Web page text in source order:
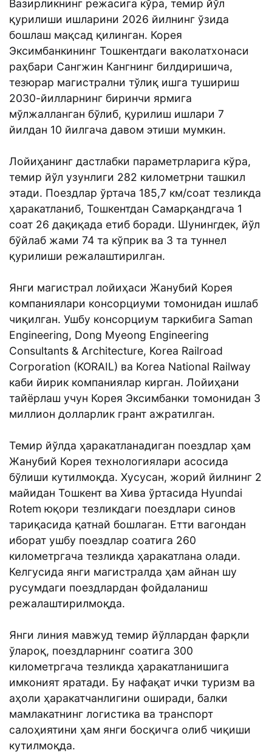
Вазирликнинг режасига кўра, темир йўл
қурилиши ишларини 2026 йилнинг ўзида
бошлаш мақсад қилинган. Корея
Эксимбанкининг Тошкентдаги ваколатхонаси
раҳбари Сангжин Кангнинг билдиришича,
тезюрар магистрални тўлиқ ишга тушириш
2030-йилларнинг биринчи ярмига
мўлжалланган бўлиб, қурилиш ишлари 7
йилдан 10 йилгача давом этиши мумкин.
Лойиҳанинг дастлабки параметрларига кўра,
темир йўл узунлиги 282 километрни ташкил
этади. Поездлар ўртача 185,7 км/соат тезликда
ҳаракатланиб, Тошкентдан Самарқандгача 1
соат 26 дақиқада етиб боради. Шунингдек, йўл
бўйлаб жами 74 та кўприк ва 3 та туннел
қурилиши режалаштирилган.
Янги магистрал лойиҳаси Жанубий Корея
компаниялари консорциуми томонидан ишлаб
чиқилган. Ушбу консорциум таркибига Saman
Engineering, Dong Myeong Engineering
Consultants & Architecture, Korea Railroad
Corporation (KORAIL) ва Korea National Railway
каби йирик компаниялар кирган. Лойиҳани
тайёрлаш учун Корея Эксимбанки томонидан 3
миллион долларлик грант ажратилган.
Темир йўлда ҳаракатланадиган поездлар ҳам
Жанубий Корея технологиялари асосида
бўлиши кутилмоқда. Хусусан, жорий йилнинг 2
майидан Тошкент ва Хива ўртасида Hyundai
Rotem юқори тезликдаги поездлари синов
тариқасида қатнай бошлаган. Етти вагондан
иборат ушбу поездлар соатига 260
километргача тезликда ҳаракатлана олади.
Келгусида янги магистралда ҳам айнан шу
русумдаги поездлардан фойдаланиш
режалаштирилмоқда.
Янги линия мавжуд темир йўллардан фарқли
ўлароқ, поездларнинг соатига 300
километргача тезликда ҳаракатланишига
имконият яратади. Бу нафақат ички туризм ва
аҳоли ҳаракатчанлигини оширади, балки
мамлакатнинг логистика ва транспорт
салоҳиятини ҳам янги босқичга олиб чиқиши
кутилмоқда.